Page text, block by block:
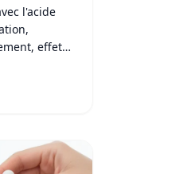
l'acide
effets